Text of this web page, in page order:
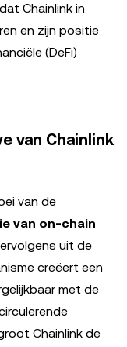
Chainlink in
en zijn positie
(DeFi)
van Chainlink
van de
van on-chain
uit de
creëert een
met de
Chainlink de